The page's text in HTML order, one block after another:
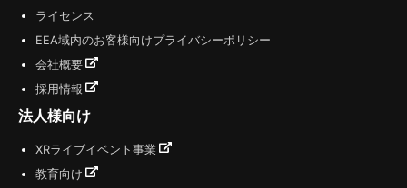
ライセンス
EEA域内のお客様向けプライバシーポリシー
会社概要
採用情報
法人様向け
XRライブイベント事業
教育向け